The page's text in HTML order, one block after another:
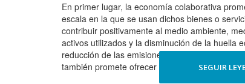
En primer lugar, la economía colaborativa
escala en la que se usan dichos bienes o
contribuir positivamente al medio ambiente,
activos utilizados y la disminución de la huella
reducción de las emisiones contaminantes
también promete ofrecer
SEGUIR